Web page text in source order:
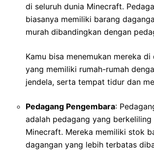
di seluruh dunia Minecraft.
biasanya memiliki barang
murah dibandingkan dengan
Kamu bisa menemukan mereka di
yang memiliki rumah-rumah
jendela, serta tempat tidur dan
Pedagang Pengembara:
adalah pedagang yang berkeliling
Minecraft. Mereka memiliki stok
dagangan yang lebih terbatas